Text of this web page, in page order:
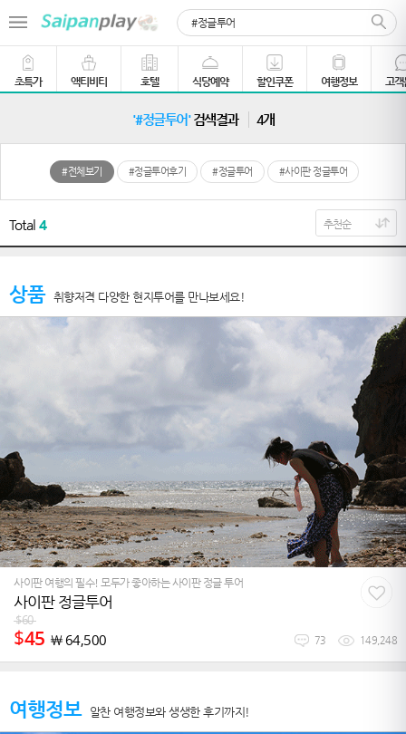
초특가 액티비티 호텔 식당예약 할인쿠폰 여행정보 고객
'#정글투어'검색결과 4개
#전체보기 #정글투어후기 #정글투어 #사이판 정글투어
Total 4
상품 취향저격 다양한 현지투어를 만나보세요!
사이판 여행의 필수! 모두가 좋아하는 사이판 정글 투어
사이판 정글투어
$60
$45 ￦64,500 73 149,248
여행정보 알찬 여행정보와 생생한 후기까지!